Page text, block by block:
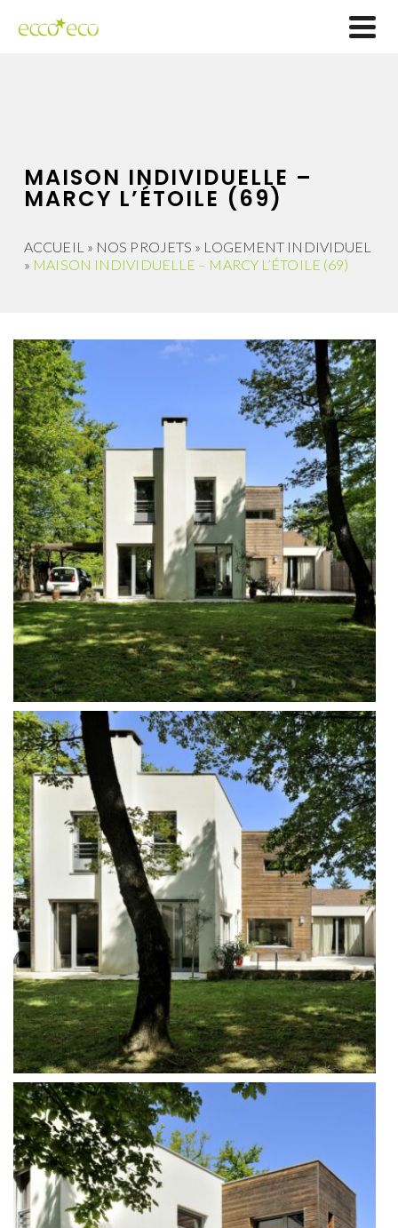
MAISON INDIVIDUELLE –
MARCY L’ÉTOILE (69)
ACCUEIL » NOS PROJETS » LOGEMENT INDIVIDUEL
» MAISON INDIVIDUELLE – MARCY L’ÉTOILE (69)